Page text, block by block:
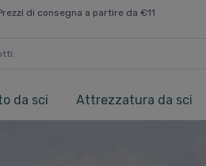
di consegna a partire da €11
da sci Attrezzatura da sci